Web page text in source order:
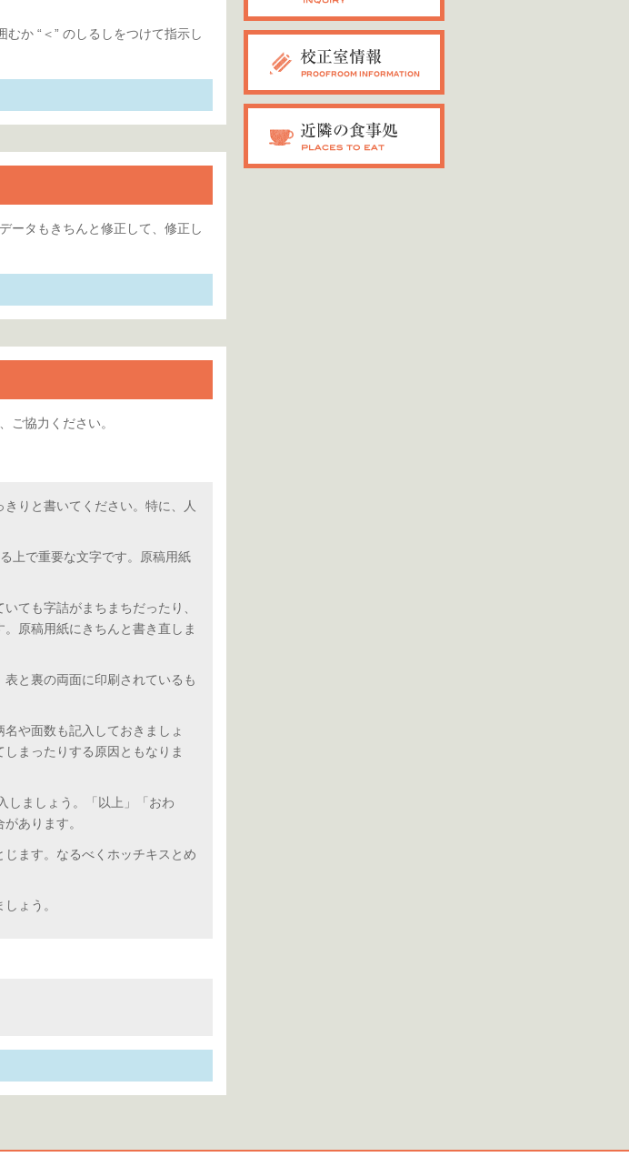
か “＜” のしるしをつけて指示し
ータもきちんと修正して、修正し
ご協力ください。
りと書いてください。特に、人
上で重要な文字です。原稿用紙
ても字詰がまちまちだったり、
原稿用紙にきちんと書き直しま
と裏の両面に印刷されているも
や面数も記入しておきましょ
まったりする原因ともなりま
しましょう。「以上」「おわ
あります。
ます。なるべくホッチキスとめ
ょう。